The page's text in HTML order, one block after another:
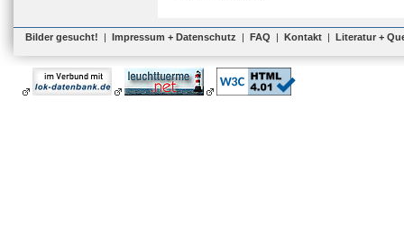
Bilder gesucht! | Impressum + Datenschutz | FAQ | Kontakt | Literatur +